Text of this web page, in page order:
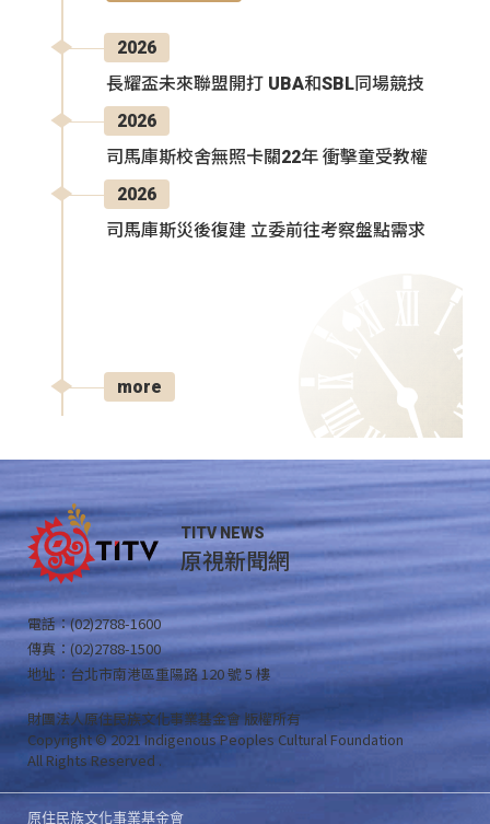
2026
長耀盃未來聯盟開打 UBA和SBL同場競技
2026
司馬庫斯校舍無照卡關22年 衝擊童受教權
2026
司馬庫斯災後復建 立委前往考察盤點需求
more
TITV NEWS
原視新聞網
電話：(02)2788-1600
傳真：(02)2788-1500
地址：台北市南港區重陽路 120 號 5 樓
財團法人原住民族文化事業基金會 版權所有
Copyright © 2021 Indigenous Peoples Cultural Foundation
All Rights Reserved .
原住民族文化事業基金會